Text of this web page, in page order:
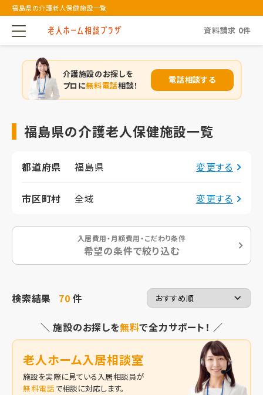
福島県の介護老人保健施設一覧
資料請求 0件
介護施設のお探しを
プロに無料電話相談！
電話相談する
福島県の介護老人保健施設一覧
都道府県 福島県 変更する
市区町村 全域 変更する
入居費用・月額費用・こだわり条件
希望の条件で絞り込む
検索結果 70件
＼ 施設のお探しを無料で全力サポート！ ／
老人ホーム入居相談室
施設を実際に見ている入居相談員が
無料電話で相談に対応します。